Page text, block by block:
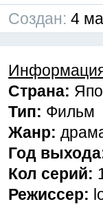
Cоздан: 4
Страна:
Тип: Фильм
Жанр:
Год
Кол серий:
Режиссер: